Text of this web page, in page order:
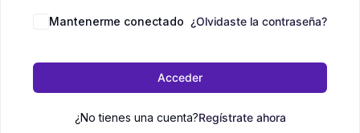
Mantenerme conectado ¿Olvidaste la contraseña?
Acceder
¿No tienes una cuenta?Regístrate ahora